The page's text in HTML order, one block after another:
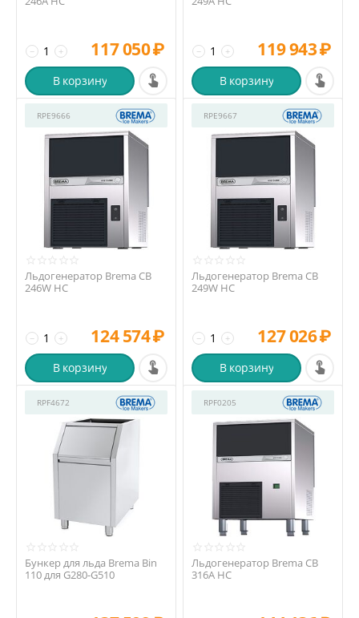
+
− 117 050₽
В корзину
+
− 119 943₽
В корзину
RPE9666
Льдогенератор Brema CB
246W HC
+
− 124 574₽
В корзину
RPE9667
Льдогенератор Brema CB
249W HC
+
− 127 026₽
В корзину
RPF4672
Бункер для льда Brema Bin
110 для G280-G510
RPF0205
Льдогенератор Brema CB
316A HC